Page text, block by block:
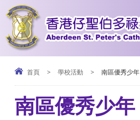
首頁 > 學校活動 > 南區優秀少年
南區優秀少年